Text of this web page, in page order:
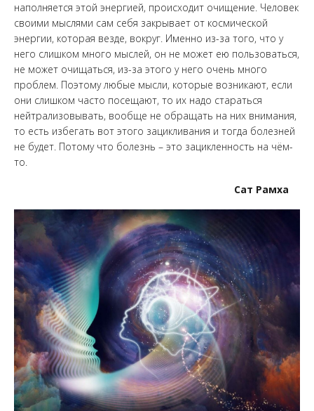
наполняется этой энергией, происходит очищение. Человек
своими мыслями сам себя закрывает от космической
энергии, которая везде, вокруг. Именно из-за того, что у
него слишком много мыслей, он не может ею пользоваться,
не может очищаться, из-за этого у него очень много
проблем. Поэтому любые мысли, которые возникают, если
они слишком часто посещают, то их надо стараться
нейтрализовывать, вообще не обращать на них внимания,
то есть избегать вот этого зацикливания и тогда болезней
не будет. Потому что болезнь – это зацикленность на чём-
то.
Сат Рамха